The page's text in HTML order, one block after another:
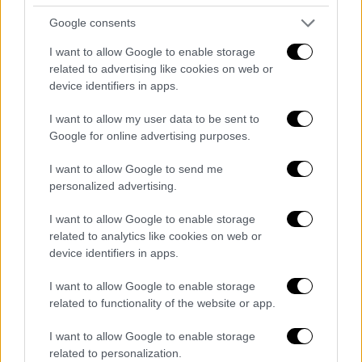
Google consents
I want to allow Google to enable storage
related to advertising like cookies on web or
device identifiers in apps.
I want to allow my user data to be sent to
Google for online advertising purposes.
I want to allow Google to send me
personalized advertising.
I want to allow Google to enable storage
related to analytics like cookies on web or
device identifiers in apps.
I want to allow Google to enable storage
related to functionality of the website or app.
I want to allow Google to enable storage
related to personalization.
προσφέρουν καιεπιθεώρησε ελικόπτερο
του ΕΚΑΒτο οποίο εκτελεί αεροδιακομιδές
μέρα και νύχτα (και βρίσκεται σε 24ωρη
ετοιμότητα) καθώς και αεροσκάφος για τη
μεταφορά ασθενών που αποτελούν δωρεά
του Ιδρύματος Σταύρος Νιάρχος. Ο
Πρωθυπουργός συνομίλησε με τα
πληρώματα των διασωστών που βρίσκονται
κάθε μέρα δίπλα σε όσους έχουν ανάγκη, με
μοτοσυκλέτες και μίλησε με λόγια
ευγνωμοσύνης μέσω ασυρμάτου από
ασθενοφόρο - συντονιστικό κέντρο σε όλα
τα πληρώματα των ασθενοφόρων στη χώρα.
μένα να βρίσκομαι σήμερα σε αυτή την